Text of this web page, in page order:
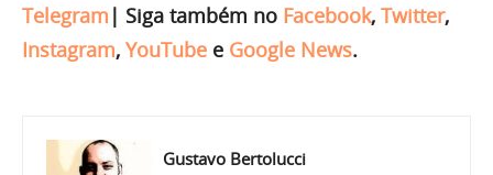
Telegram | Siga também no Facebook, Twitter,
Instagram, YouTube e Google News.
Gustavo Bertolucci